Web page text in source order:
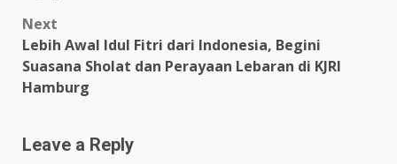
Next
Lebih Awal Idul Fitri dari Indonesia, Begini
Suasana Sholat dan Perayaan Lebaran di KJRI
Hamburg
Leave a Reply